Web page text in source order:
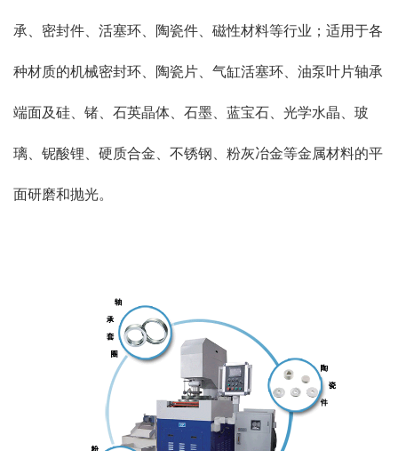
承、密封件、活塞环、陶瓷件、磁性材料等行业；适用于各
种材质的机械密封环、陶瓷片、气缸活塞环、油泵叶片轴承
端面及硅、锗、石英晶体、石墨、蓝宝石、光学水晶、玻
璃、铌酸锂、硬质合金、不锈钢、粉灰冶金等金属材料的平
面研磨和抛光。